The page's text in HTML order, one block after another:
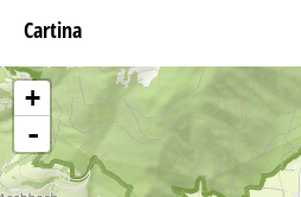
Cartina
+
-